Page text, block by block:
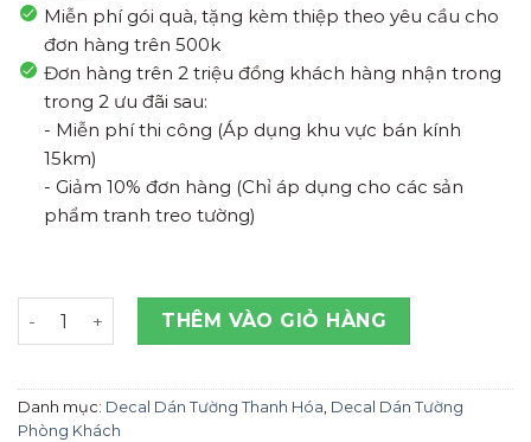
Miễn phí gói quà, tặng kèm thiệp theo yêu cầu cho
đơn hàng trên 500k
Đơn hàng trên 2 triệu đồng khách hàng nhận trong
trong 2 ưu đãi sau:
- Miễn phí thi công (Áp dụng khu vực bán kính
15km)
- Giảm 10% đơn hàng (Chỉ áp dụng cho các sản
phẩm tranh treo tường)
xưởng Tranh Dán Tường Góc Phố Đầy Hoa Thanh Hóa
THÊM VÀO GIỎ HÀNG
Danh mục: Decal Dán Tường Thanh Hóa, Decal Dán Tường
Phòng Khách